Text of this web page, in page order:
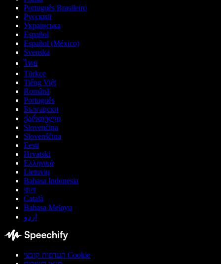
Português Brasileiro
Русский
Українська
Español
Español (México)
Svenska
ไทย
Türkçe
Tiếng Việt
Română
Português
Български
ქართული
Slovenčina
Slovenščina
Eesti
Hrvatski
Ελληνικά
Lietuvių
Bahasa Indonesia
বাংলা
Català
Bahasa Melayu
اردو
העדפות קובצי Cookie